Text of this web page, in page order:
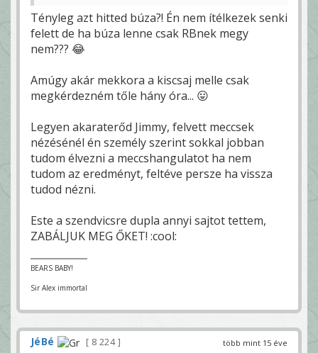
Tényleg azt hitted búza?! Én nem ítélkezek senki
felett de ha búza lenne csak RBnek megy
nem??? 😂
Amúgy akár mekkora a kiscsaj melle csak
megkérdezném tőle hány óra... 😛
Legyen akaraterőd Jimmy, felvett meccsek
nézésénél én személy szerint sokkal jobban
tudom élvezni a meccshangulatot ha nem
tudom az eredményt, feltéve persze ha vissza
tudod nézni.
Este a szendvicsre dupla annyi sajtot tettem,
ZABÁLJUK MEG ŐKET! :cool:
BEARS BABY!
Sir Alex immortal
több mint 15 éve
JéBé
8 224